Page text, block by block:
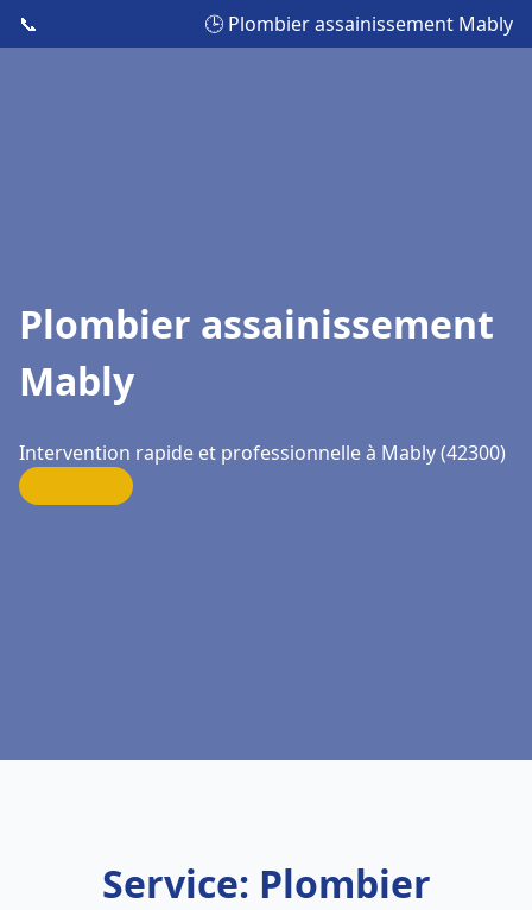
📞 🕒 Plombier assainissement Mably
Plombier assainissement
Mably
Intervention rapide et professionnelle à Mably (42300)
Service: Plombier